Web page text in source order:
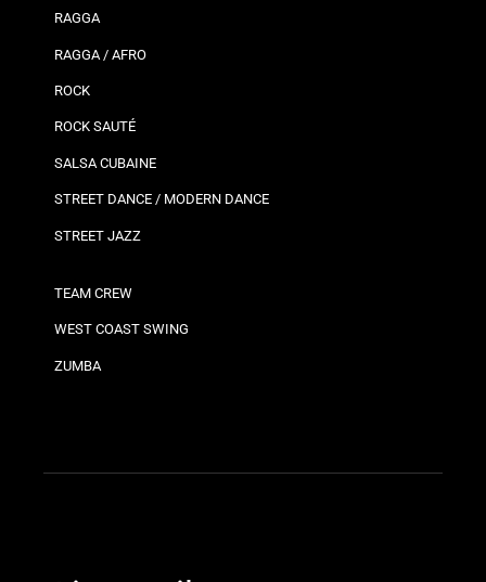
RAGGA
RAGGA / AFRO
ROCK
ROCK SAUTÉ
SALSA CUBAINE
STREET DANCE / MODERN DANCE
STREET JAZZ
TEAM CREW
WEST COAST SWING
ZUMBA